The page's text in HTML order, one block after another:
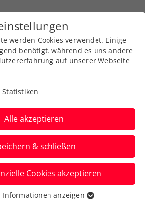
Behrmann-
endet im
Nummer eins verkauft
Youngster beim Jugend-
Frankreich stark.
Wachta, 04.06.2026
werden Cookies verwendet. Einige
benötigt, während es uns andere
auf unserer Webseite
Statistiken
Alle akzeptieren
& schließen
Cookies akzeptieren
werden für grundlegende
Informationen anzeigen